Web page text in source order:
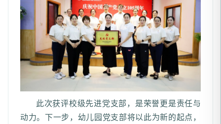
此次获评校级先进党支部，是荣誉更是责任与
动力。下一步，幼儿园党支部将以此为新的起点，